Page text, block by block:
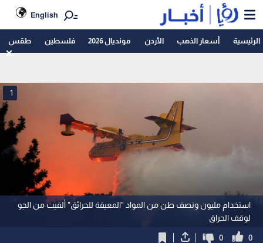
English
الرئيسية أسعار الذهب الأردن مونديال 2026 فلسطين طقس
استخدام مليون ونصف طن من المواد "المعيقة للحرائق" ألقيت من الجو
لوقف الحراق
1
0
0